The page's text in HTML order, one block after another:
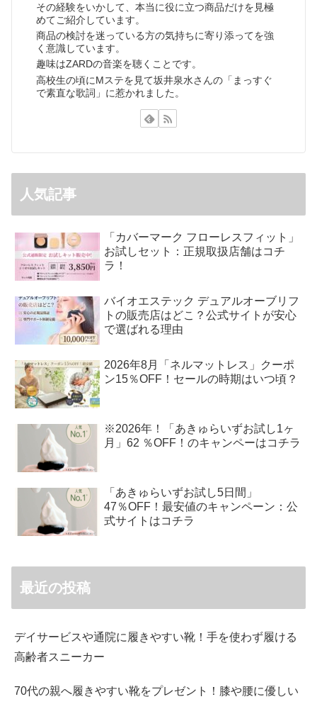
その経験をいかして、本当に役に立つ商品だけを見極
めてご紹介しています。
商品の検討を迷っている方の気持ちに寄り添ってを強
く意識しています。
趣味はZARDの音楽を聴くことです。
高校生の頃にMステを見て坂井泉水さんの「まっすぐ
で素直な歌詞」に惹かれました。
人気記事
「カバーマーク フローレスフィット」
お試しセット：正規取扱店舗はコチ
ラ！
バイオエステック デュアルオーブリフ
トの販売店はどこ？公式サイトが安心
で選ばれる理由
2026年8月「ネルマットレス」クーポ
ン15％OFF！セールの時期はいつ頃？
※2026年！「あきゅらいずお試し1ヶ
月」62 ％OFF！のキャンペーはコチラ
「あきゅらいずお試し5日間」
47％OFF！最安値のキャンペーン：公
式サイトはコチラ
最近の投稿
デイサービスや通院に履きやすい靴！手を使わず履ける
高齢者スニーカー
70代の親へ履きやすい靴をプレゼント！膝や腰に優しい